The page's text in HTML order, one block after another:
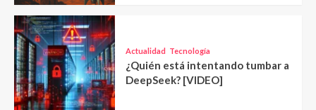
Actualidad Tecnología
¿Quién está intentando tumbar a
DeepSeek? [VIDEO]